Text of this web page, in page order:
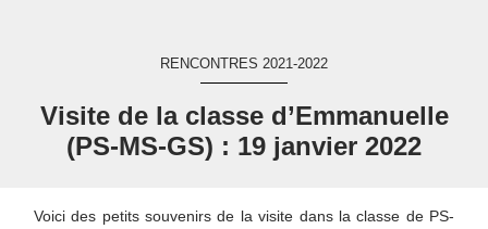
RENCONTRES 2021-2022
Visite de la classe d’Emmanuelle
(PS-MS-GS) : 19 janvier 2022
Voici des petits souvenirs de la visite dans la classe de PS-